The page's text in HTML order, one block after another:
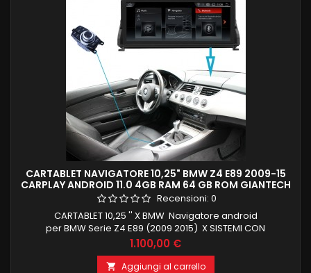
CARTABLET NAVIGATORE 10,25" BMW Z4 E89 2009-15
CARPLAY ANDROID 11.0 4GB RAM 64 GB ROM GIANTECH
Recensioni: 0
CARTABLET 10,25 '' X BMW Navigatore android
per BMW Serie Z4 E89 (2009 2015) X SISTEMI CON
NAVIGATORE ORIGINALE ANDROID 11 PX6 OCTACORE CARPLAY E
ANDROID AUTO INTEGRATI 4GB RAM 64 GB ROM INGRESSO SIM
PER NAVIGAZIONE INTERNET 4G
Prezzo
1.100,00 €
 Aggiungi al carrello